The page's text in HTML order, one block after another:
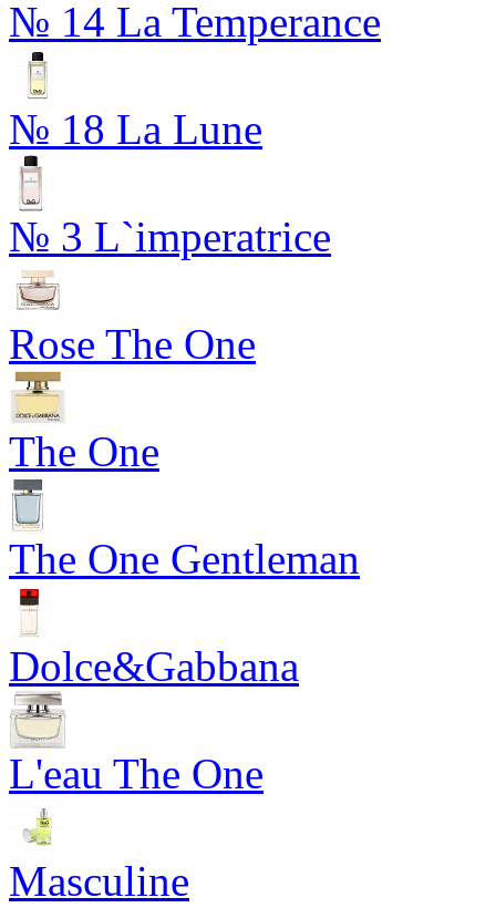
№ 14 La Temperance
№ 18 La Lune
№ 3 L`imperatrice
Rose The One
The One
The One Gentleman
Dolce&Gabbana
L'eau The One
Masculine